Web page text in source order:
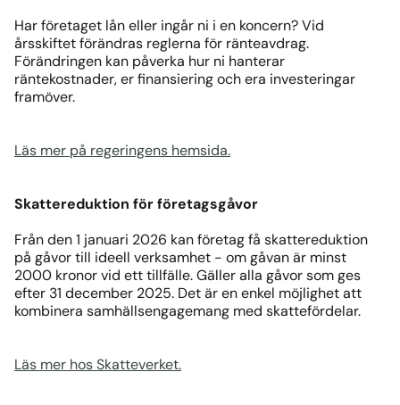
Har företaget lån eller ingår ni i en koncern? Vid
årsskiftet förändras reglerna för ränteavdrag.
Förändringen kan påverka hur ni hanterar
räntekostnader, er finansiering och era investeringar
framöver.
Läs mer på regeringens hemsida.
Skattereduktion för företagsgåvor
Från den 1 januari 2026 kan företag få skattereduktion
på gåvor till ideell verksamhet - om gåvan är minst
2000 kronor vid ett tillfälle. Gäller alla gåvor som ges
efter 31 december 2025. Det är en enkel möjlighet att
kombinera samhällsengagemang med skattefördelar.
Läs mer hos Skatteverket.